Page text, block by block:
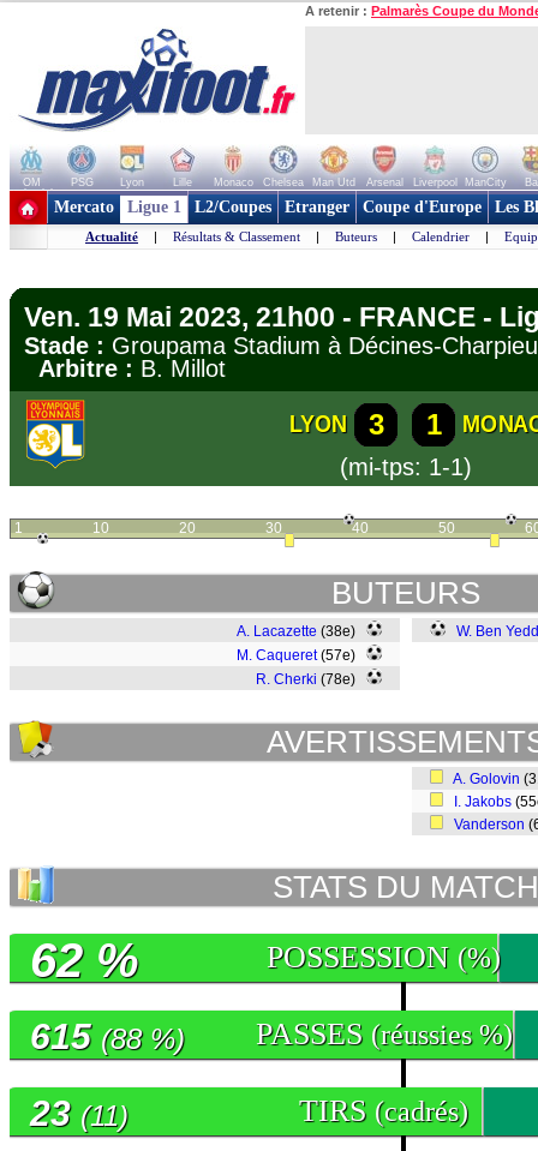
A retenir : Palmarès Coupe du
OM PSG Lyon Lille Monaco Chelsea Man Utd Arsenal Liverpool ManCity
+ de clubs
Mercato Ligue 1 L2/Coupes Etranger Coupe d'Europe Les
Actualité | Résultats & Classement | Buteurs | Calendrier |
Ven. 19 Mai 2023, 21h00 - FRANCE -
Stade : Groupama Stadium à Décines-
Arbitre : B. Millot
LYON 3 1
(mi-tps: 1-1)
1 10 20 30 40 50
BUTEURS
A. Lacazette (38e)
M. Caqueret(57e)
R. Cherki (78e)
W. Ben
A. Golovin
I. Jakobs
Vanderson
STATS DU MATCH
POSSESSION (%)
62 %
PASSES (réussies %)
615 (88 %)
TIRS (cadrés)
23 (11)